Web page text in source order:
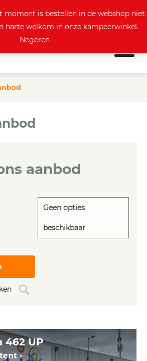
aanbod
462 UP
-
moment is bestellen in de webshop niet
harte welkom in onze kampeerwinkel.
Negeren